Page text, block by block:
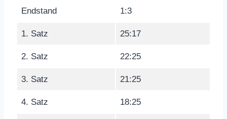
Endstand 1:3
1. Satz 25:17
2. Satz 22:25
3. Satz 21:25
4. Satz 18:25